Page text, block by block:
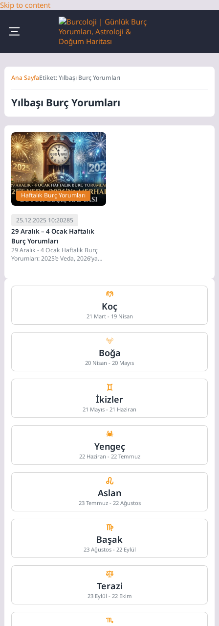
Skip to content
Ana SayfaEtiket: Yılbaşı Burç Yorumları
Yılbaşı Burç Yorumları
Haftalık Burç Yorumları
25.12.2025 10:20285
29 Aralık – 4 Ocak Haftalık
Burç Yorumları
29 Aralık - 4 Ocak Haftalık Burç
Yorumları: 2025’e Veda, 2026’ya
Koç
21 Mart - 19 Nisan
Boğa
20 Nisan - 20 Mayıs
İkizler
21 Mayıs - 21 Haziran
Yengeç
22 Haziran - 22 Temmuz
Aslan
23 Temmuz - 22 Ağustos
Başak
23 Ağustos - 22 Eylül
Terazi
23 Eylül - 22 Ekim